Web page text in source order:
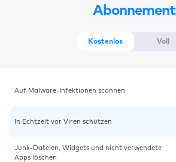
Abonnement
Kostenlos Voll
Auf Malware-Infektionen scannen
In Echtzeit vor Viren schützen
Junk-Dateien, Widgets und nicht verwendete
Apps löschen